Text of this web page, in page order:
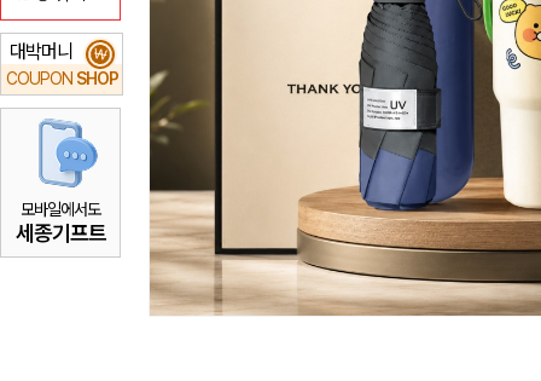
대박머니
COUPON SHOP
₩
모바일에서도
세종기프트